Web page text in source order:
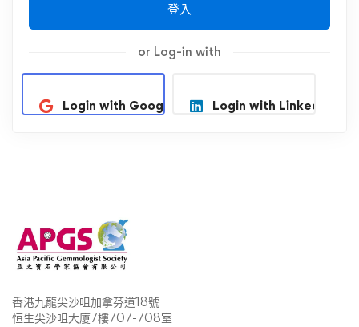
登入
or Log-in with
Login with Google Login with Linkedin
香港九龍尖沙咀加拿芬道18號
恒生尖沙咀大廈7樓707-708室